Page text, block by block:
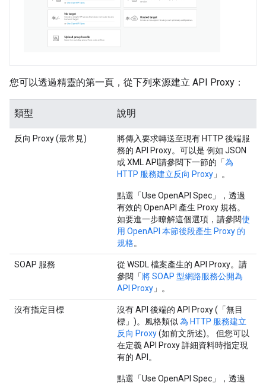
您可以透過精靈的第一頁，從下列來源建立 API Proxy：
類型 說明
反向 Proxy (最常見)
將傳入要求轉送至現有 HTTP 後端服
務的 API Proxy。可以是 例如 JSON
或 XML API請參閱下一節的「為
HTTP 服務建立反向 Proxy 」。
點選「Use OpenAPI Spec」
，透過
有效的 OpenAPI 產生 Proxy 規格。
如要進一步瞭解這個選項，請參閱使
用 OpenAPI 本節後段產生 Proxy 的
規格。
SOAP 服務
從 WSDL 檔案產生的 API Proxy。請
參閱「將 SOAP 型網路服務公開為
API Proxy 」。
沒有指定目標
沒有 API 後端的 API Proxy (「無目
標」)。風格類似 為 HTTP 服務建立
反向 Proxy(如前文所述)。 但您可以
在定義 API Proxy 詳細資料時指定現
有的 API。
點選「Use OpenAPI Spec」
，透過